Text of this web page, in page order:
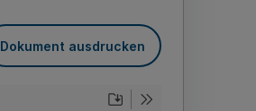
Dokument ausdrucken